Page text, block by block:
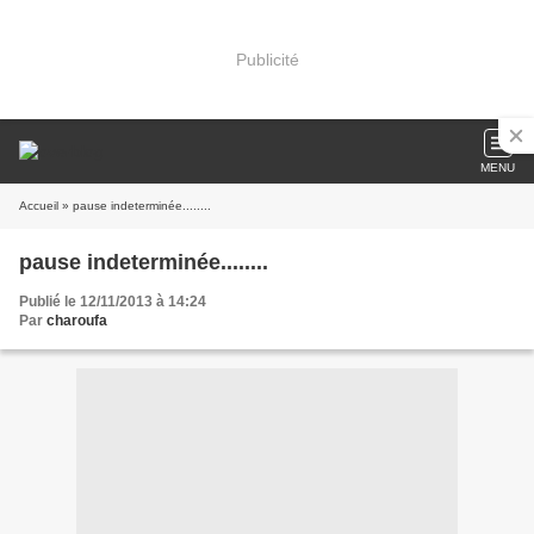
Publicité
MENU
Accueil » pause indeterminée........
pause indeterminée........
Publié le 12/11/2013 à 14:24
Par charoufa